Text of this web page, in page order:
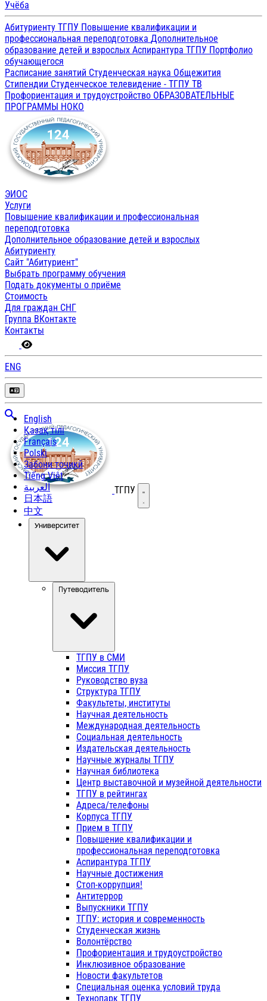
Учёба
Абитуриенту ТГПУ Повышение квалификации и
профессиональная переподготовка Дополнительное
образование детей и взрослых Аспирантура ТГПУ Портфолио
обучающегося
Расписание занятий Студенческая наука Общежития
Стипендии Студенческое телевидение - ТГПУ ТВ
Профориентация и трудоустройство ОБРАЗОВАТЕЛЬНЫЕ
ПРОГРАММЫ НОКО
ЭИОС
Услуги
Повышение квалификации и профессиональная
переподготовка
Дополнительное образование детей и взрослых
Абитуриенту
Сайт "Абитуриент"
Выбрать программу обучения
Подать документы о приёме
Стоимость
Для граждан СНГ
Группа ВКонтакте
Контакты
ENG
English
Қазақ тілі
Français
Polski
Забони тоҷикӣ
Tiếng Việt
العربية
日本語
中文
ТГПУ Открыть меню
Университет
Путеводитель
ТГПУ в СМИ
Миссия ТГПУ
Руководство вуза
Структура ТГПУ
Факультеты, институты
Научная деятельность
Международная деятельность
Социальная деятельность
Издательская деятельность
Научные журналы ТГПУ
Научная библиотека
Центр выставочной и музейной деятельности
ТГПУ в рейтингах
Адреса/телефоны
Корпуса ТГПУ
Прием в ТГПУ
Повышение квалификации и
профессиональная переподготовка
Аспирантура ТГПУ
Научные достижения
Стоп-коррупция!
Антитеррор
Выпускники ТГПУ
ТГПУ: история и современность
Студенческая жизнь
Волонтёрство
Профориентация и трудоустройство
Инклюзивное образование
Новости факультетов
Специальная оценка условий труда
Технопарк ТГПУ